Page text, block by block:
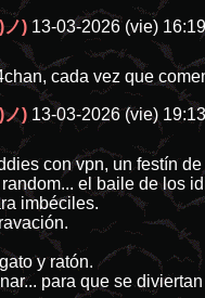
ノ) 13-03-2026 (vie)
cada vez que
ノ) 13-03-2026 (vie)
con vpn, un festín de
el baile de los
imbéciles.
y ratón.
para que se